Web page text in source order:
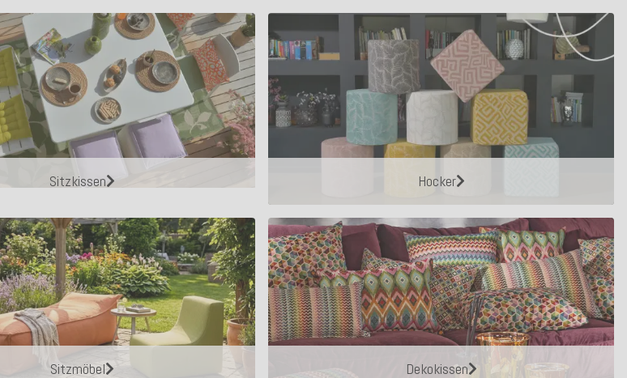
Sitzkissen Hocker
Sitzmöbel Dekokissen